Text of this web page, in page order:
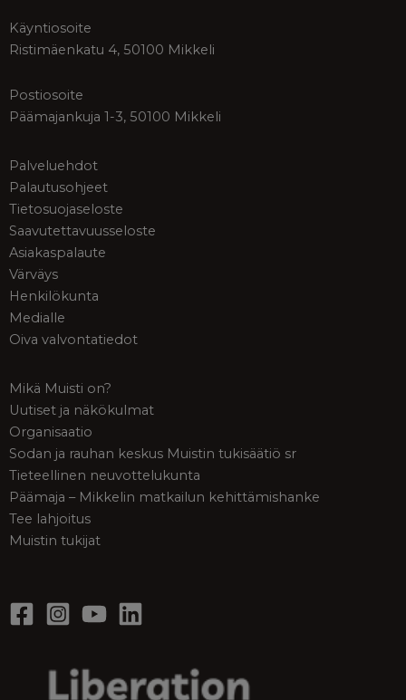
Käyntiosoite
Ristimäenkatu 4, 50100 Mikkeli
Postiosoite
Päämajankuja 1-3, 50100 Mikkeli
Palveluehdot
Palautusohjeet
Tietosuojaseloste
Saavutettavuusseloste
Asiakaspalaute
Värväys
Henkilökunta
Medialle
Oiva valvontatiedot
Mikä Muisti on?
Uutiset ja näkökulmat
Organisaatio
Sodan ja rauhan keskus Muistin tukisäätiö sr
Tieteellinen neuvottelukunta
Päämaja – Mikkelin matkailun kehittämishanke
Tee lahjoitus
Muistin tukijat